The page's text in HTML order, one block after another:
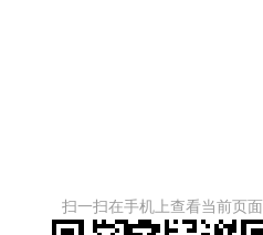
扫一扫在手机上查看当前页面